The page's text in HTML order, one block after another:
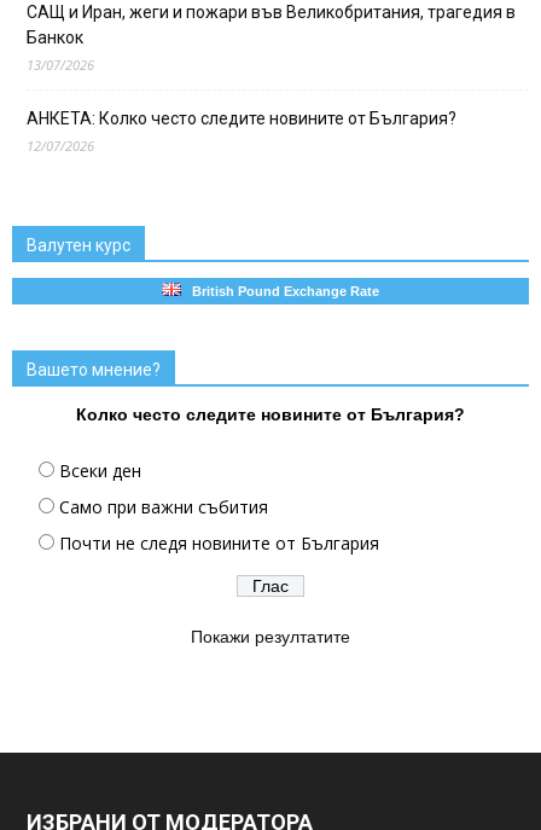
САЩ и Иран, жеги и пожари във Великобритания, трагедия в
Банкок
13/07/2026
АНКЕТА: Колко често следите новините от България?
12/07/2026
Валутен курс
British Pound Exchange Rate
Вашето мнение?
Колко често следите новините от България?
Всеки ден
Само при важни събития
Почти не следя новините от България
Покажи резултатите
ИЗБРАНИ ОТ МОДЕРАТОРА